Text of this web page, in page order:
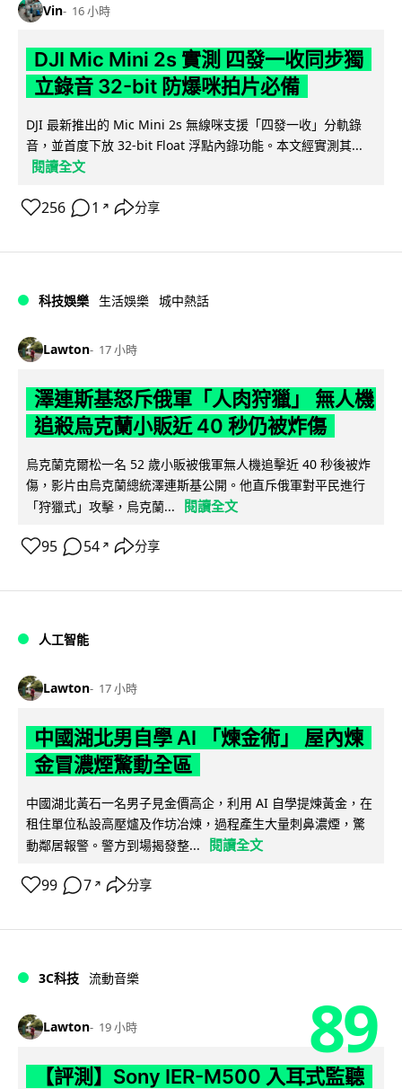
Vin 16 小時
DJI Mic Mini 2s 實測 四發一收同步獨
立錄音 32-bit 防爆咪拍片必備
DJI 最新推出的 Mic Mini 2s 無線咪支援「四發一收」分軌錄
音，並首度下放 32-bit Float 浮點內錄功能。本文經實測其...
閱讀全文
256 1 ↗ 分享
科技娛樂 生活娛樂 城中熱話
Lawton 17 小時
澤連斯基怒斥俄軍「人肉狩獵」 無人機
追殺烏克蘭小販近 40 秒仍被炸傷
烏克蘭克爾松一名 52 歲小販被俄軍無人機追擊近 40 秒後被炸
傷，影片由烏克蘭總統澤連斯基公開。他直斥俄軍對平民進行
「狩獵式」攻擊，烏克蘭...
閱讀全文
95 54 ↗ 分享
人工智能
Lawton 17 小時
中國湖北男自學 AI 「煉金術」 屋內煉
金冒濃煙驚動全區
中國湖北黃石一名男子見金價高企，利用 AI 自學提煉黃金，在
租住單位私設高壓爐及作坊冶煉，過程產生大量刺鼻濃煙，驚
動鄰居報警。警方到場揭發整...
閱讀全文
99 7 ↗ 分享
3C科技 流動音樂
Lawton 19 小時 89
【評測】Sony IER-M500 入耳式監聽